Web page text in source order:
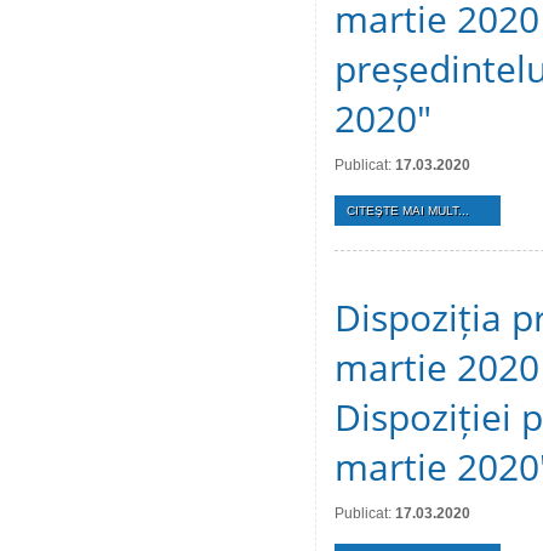
martie
2020"
Publicat: 17.03.2020
CITEŞTE MAI MULT...
Dispoziția
martie
Dispoziției
martie
Publicat: 17.03.2020